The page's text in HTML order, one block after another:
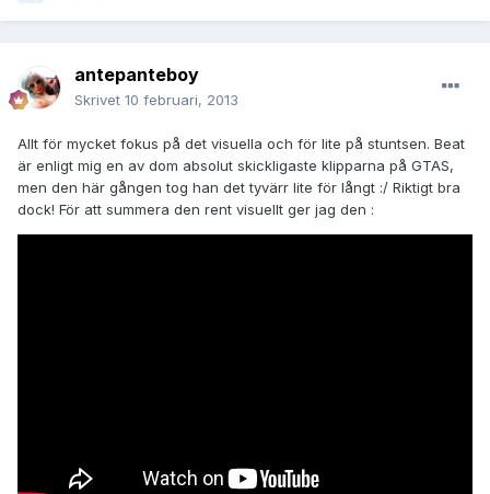
antepanteboy
Skrivet 10 februari, 2013
Allt för mycket fokus på det visuella och för lite på stuntsen. Beat
är enligt mig en av dom absolut skickligaste klipparna på GTAS,
men den här gången tog han det tyvärr lite för långt :/ Riktigt bra
dock! För att summera den rent visuellt ger jag den :